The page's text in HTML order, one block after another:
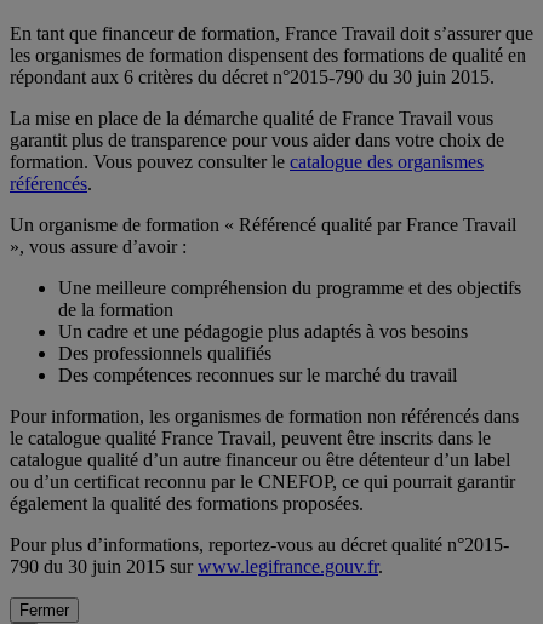
En tant que financeur de formation, France Travail doit s’assurer que
les organismes de formation dispensent des formations de qualité en
répondant aux 6 critères du décret n°2015-790 du 30 juin 2015.
La mise en place de la démarche qualité de France Travail vous
garantit plus de transparence pour vous aider dans votre choix de
formation. Vous pouvez consulter le catalogue des organismes
référencés.
Un organisme de formation « Référencé qualité par France Travail
», vous assure d’avoir :
Une meilleure compréhension du programme et des objectifs
de la formation
Un cadre et une pédagogie plus adaptés à vos besoins
Des professionnels qualifiés
Des compétences reconnues sur le marché du travail
Pour information, les organismes de formation non référencés dans
le catalogue qualité France Travail, peuvent être inscrits dans le
catalogue qualité d’un autre financeur ou être détenteur d’un label
ou d’un certificat reconnu par le CNEFOP, ce qui pourrait garantir
également la qualité des formations proposées.
Pour plus d’informations, reportez-vous au décret qualité n°2015-
790 du 30 juin 2015 surwww.legifrance.gouv.fr.
Fermer